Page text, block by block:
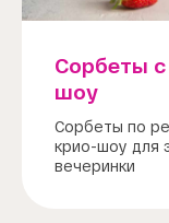
Сорбеты
шоу
Сорбеты по
крио-шоу для
вечеринки